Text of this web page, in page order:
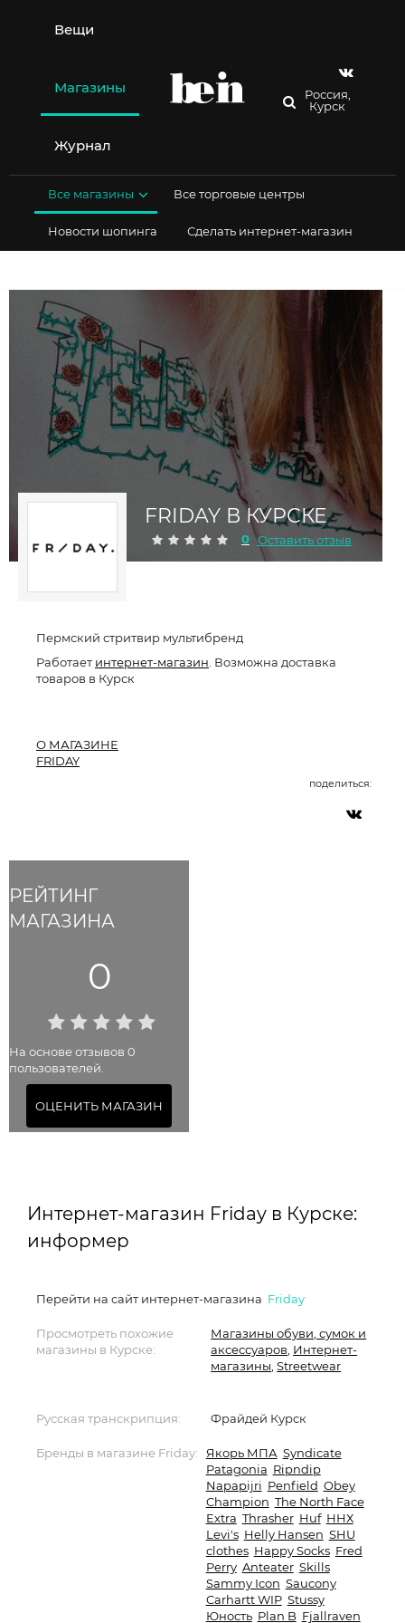
содержимому
Вещи
Магазины
Журнал
Россия,
Курск
Все магазины Все торговые центры
Новости шопинга Сделать интернет-магазин
FRIDAY В КУРСКЕ
0 Оставить отзыв
РЕЙТИНГ
МАГАЗИНА
0
На основе отзывов 0
пользователей.
ОЦЕНИТЬ МАГАЗИН
Пермский стритвир мультибренд
Работаетинтернет-магазин . Возможна доставка
товаров в Курск
О МАГАЗИНЕ
FRIDAY
поделиться:
Интернет-магазин Friday в Курске:
информер
Перейти на сайт интернет-магазина Friday
Просмотреть похожие
магазины в Курске:
Магазины обуви, сумок и
аксессуаров Интернет-
магазины ,Streetwear
Русская транскрипция: Фрайдей Курск
Бренды в магазине Friday: Якорь МПА Syndicate
Patagonia Ripndip
Napapijri Penfield Obey
Champion The North Face
Extra Thrasher Huf ННХ
Levi's Helly Hansen SHU
clothes Happy Socks Fred
Perry Anteater Skills
Sammy Icon Saucony
Carhartt WIP Stussy
Юность Plan B Fjallraven